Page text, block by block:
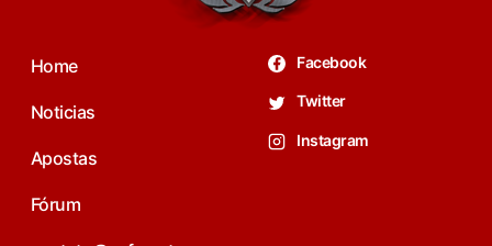
Home
Noticias
Apostas
Fórum
Facebook
Twitter
Instagram